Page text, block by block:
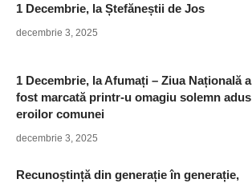
1 Decembrie, la Ștefăneștii de Jos
decembrie 3, 2025
1 Decembrie, la Afumați – Ziua Națională a
fost marcată printr-u omagiu solemn adus
eroilor comunei
decembrie 3, 2025
Recunoștință din generație în generație,